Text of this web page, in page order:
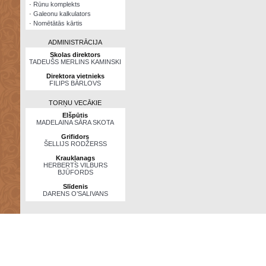
· Rūnu komplekts
· Galeonu kalkulators
· Nomētātās kārtis
ADMINISTRĀCIJA
Skolas direktors
TADEUŠS MERLINS KAMINSKI
Direktora vietnieks
FILIPS BĀRLOVS
TORŅU VECĀKIE
Elšpūtis
MADELAINA SĀRA SKOTA
Grifidors
ŠELLIJS RODŽERSS
Kraukļanags
HERBERTS VILBURS
BJŪFORDS
Slīdenis
DARENS O’SALIVANS